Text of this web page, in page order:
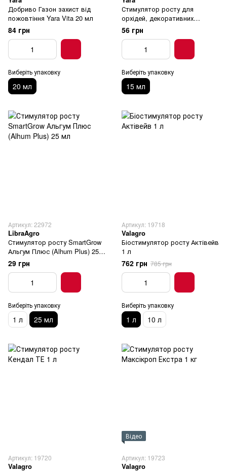
Добриво Газон захист від
пожовтіння Yara Vita 20 мл
84 грн
Виберіть упаковку
20 мл
Стимулятор росту для
орхідей, декоративних
листяних, квітучих кімнатних
Yara Vita 15 мл
56 грн
Виберіть упаковку
15 мл
Артикул: 22972
LibraAgro
Стимулятор росту SmartGrow
Альгум Плюс (Alhum Plus) 25
мл
29 грн
Виберіть упаковку
1 л 25 мл
Артикул: 19718
Valagro
Біостимулятор росту Актівейв
1 л
762 грн 785 грн
Виберіть упаковку
1 л 10 л
Артикул: 19720
Valagro
Відео
Артикул: 19723
Valagro